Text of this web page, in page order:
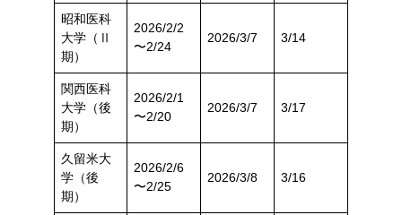
昭和医科
大学（Ⅱ
期）
2026/2/2
〜2/24
2026/3/7 3/14
関西医科
大学（後
期）
2026/2/1
〜2/20
2026/3/7 3/17
久留米大
学（後
期）
2026/2/6
〜2/25
2026/3/8 3/16